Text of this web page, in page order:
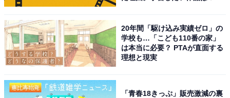
20年間「駆け込み実績ゼロ」の
学校も…「こども110番の家」
は本当に必要？ PTAが直面する
理想と現実
「青春18きっぷ」販売激減の裏